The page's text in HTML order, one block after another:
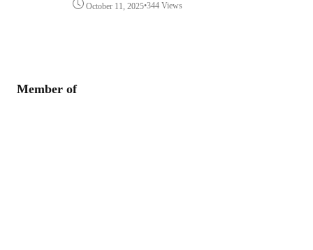
October 11, 2025•344 Views
Member of